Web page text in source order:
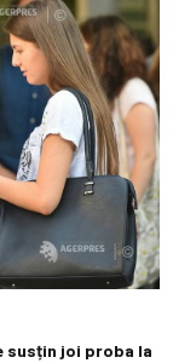
susțin joi proba la